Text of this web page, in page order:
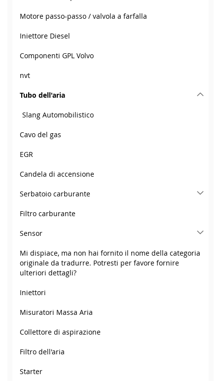
Motore passo-passo / valvola a farfalla
Iniettore Diesel
Componenti GPL Volvo
nvt
Tubo dell'aria
Slang Automobilistico
Cavo del gas
EGR
Candela di accensione
Serbatoio carburante
Filtro carburante
Sensor
Mi dispiace, ma non hai fornito il nome della categoria
originale da tradurre. Potresti per favore fornire
ulteriori dettagli?
Iniettori
Misuratori Massa Aria
Collettore di aspirazione
Filtro dell'aria
Starter